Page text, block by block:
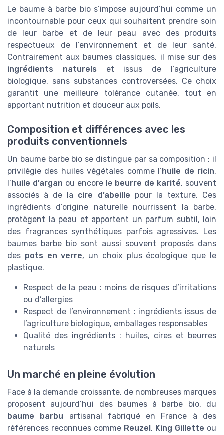
Le baume à barbe bio s’impose aujourd’hui comme un
incontournable pour ceux qui souhaitent prendre soin
de leur barbe et de leur peau avec des produits
respectueux de l’environnement et de leur santé.
Contrairement aux baumes classiques, il mise sur des
ingrédients naturels et issus de l’agriculture
biologique, sans substances controversées. Ce choix
garantit une meilleure tolérance cutanée, tout en
apportant nutrition et douceur aux poils.
Composition et différences avec les
produits conventionnels
Un baume barbe bio se distingue par sa composition : il
privilégie des huiles végétales comme l’ huile de ricin,
l’ huile d’argan ou encore le beurre de karité, souvent
associés à de la cire d’abeille pour la texture. Ces
ingrédients d’origine naturelle nourrissent la barbe,
protègent la peau et apportent un parfum subtil, loin
des fragrances synthétiques parfois agressives. Les
baumes barbe bio sont aussi souvent proposés dans
des pots en verre, un choix plus écologique que le
plastique.
Respect de la peau : moins de risques d’irritations
ou d’allergies
Respect de l’environnement : ingrédients issus de
l’agriculture biologique, emballages responsables
Qualité des ingrédients : huiles, cires et beurres
naturels
Un marché en pleine évolution
Face à la demande croissante, de nombreuses marques
proposent aujourd’hui des baumes à barbe bio, du
baume barbu artisanal fabriqué en France à des
références reconnues comme Reuzel , King Gillette ou